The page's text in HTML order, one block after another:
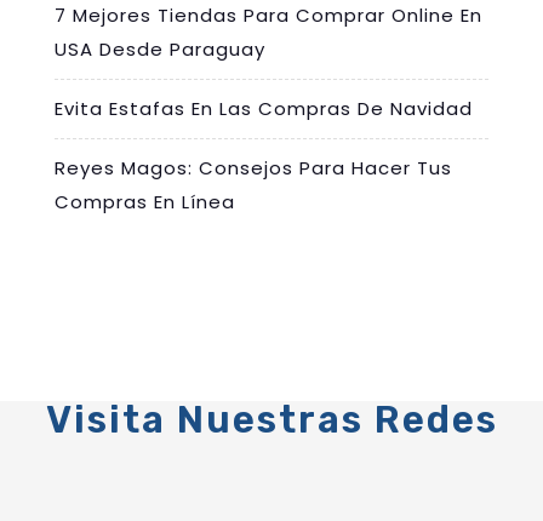
7 Mejores Tiendas Para Comprar Online En
USA Desde Paraguay
Evita Estafas En Las Compras De Navidad
Reyes Magos: Consejos Para Hacer Tus
Compras En Línea
Visita Nuestras Redes